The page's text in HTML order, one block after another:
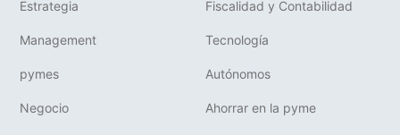
Estrategia Fiscalidad y Contabilidad
Management Tecnología
pymes Autónomos
Negocio Ahorrar en la pyme